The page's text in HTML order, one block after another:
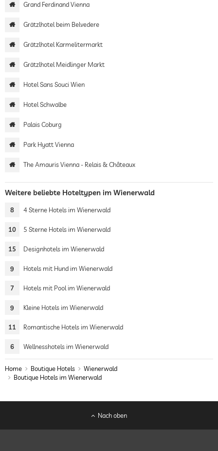
Grand Ferdinand Vienna
Grätzlhotel beim Belvedere
Grätzlhotel Karmelitermarkt
Grätzlhotel Meidlinger Markt
Hotel Sans Souci Wien
Hotel Schwalbe
Palais Coburg
Park Hyatt Vienna
The Amauris Vienna - Relais & Châteaux
Weitere beliebte Hoteltypen im Wienerwald
8 4 Sterne Hotels im Wienerwald
10 5 Sterne Hotels im Wienerwald
15 Designhotels im Wienerwald
9 Hotels mit Hund im Wienerwald
7 Hotels mit Pool im Wienerwald
9 Kleine Hotels im Wienerwald
11 Romantische Hotels im Wienerwald
6 Wellnesshotels im Wienerwald
Home Boutique Hotels
Wienerwald
Boutique Hotels im Wienerwald
Nach oben